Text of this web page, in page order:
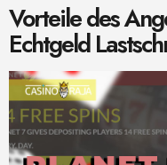
Vorteile des
Echtgeld